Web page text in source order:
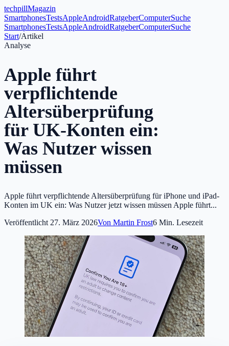
techpillMagazin
SmartphonesTestsAppleAndroidRatgeberComputerSuche
SmartphonesTestsAppleAndroidRatgeberComputerSuche
Start/Artikel
Analyse
Apple führt
verpflichtende
Altersüberprüfung
für UK-Konten ein:
Was Nutzer wissen
müssen
Apple führt verpflichtende Altersüberprüfung für iPhone und iPad-
Konten im UK ein: Was Nutzer jetzt wissen müssen Apple führt...
Veröffentlicht 27. März 2026Von Martin Frost6 Min. Lesezeit